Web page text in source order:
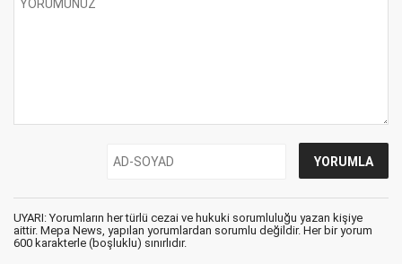
UYARI: Yorumların her türlü cezai ve hukuki sorumluluğu yazan kişiye
aittir. Mepa News, yapılan yorumlardan sorumlu değildir. Her bir yorum
600 karakterle (boşluklu) sınırlıdır.